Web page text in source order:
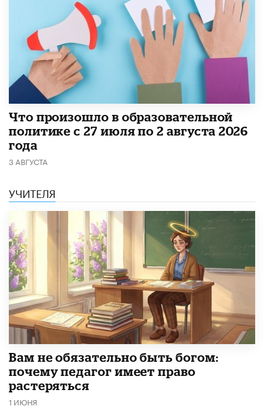
​Что произошло в образовательной
политике с 27 июля по 2 августа 2026
года
3 АВГУСТА
УЧИТЕЛЯ
​Вам не обязательно быть богом:
почему педагог имеет право
растеряться
1 ИЮНЯ